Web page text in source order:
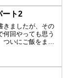
とは好きですが、
ート2
きましたが、その
何回やっても思う
いにご飯をまる
マヌカハニーを二
せ...